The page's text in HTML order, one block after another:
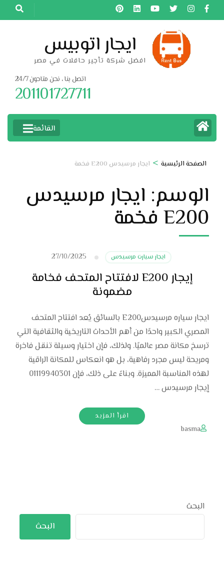
تخطى
إلى
ايجار اتوبيس
افضل شركة تأجير حافلات في مصر
اتصل بنا ، نحن متاحون 24/7
201101727711
القائمة
الصفحة الرئيسية > ايجار مرسيدس E200 فخمة
الوسم: ايجار مرسيدس
E200 فخمة
ايجار سيارت مرسيدس 27/10/2025
إيجار E200 لافتتاح المتحف فخامة
مضمونة
ايجار سياره مرسيدسE200 بالسائق يُعد افتتاح المتحف
المصري الكبير واحدًا من أهم الأحداث التاريخية والثقافية التي
ترسخ مكانة مصر عالميًا. ولذلك، فإن اختيار وسيلة تنقل فاخرة
ومريحة ليس مجرد رفاهية، بل هو انعكاس للمكانة الراقية
لهذه المناسبة المميزة. وبناءً على ذلك، فإن 01119940301
إيجار مرسيدس …
اقرأ المزيد
basma
البحث
البحث